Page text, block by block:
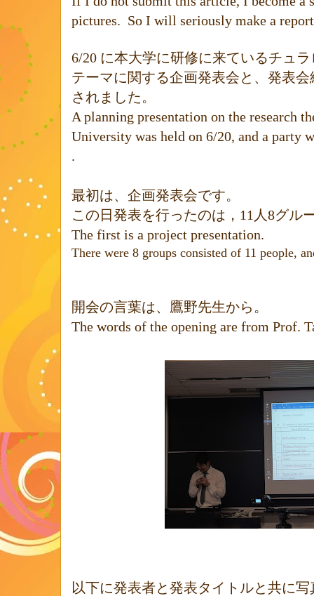
pictures. So I will seriously make a
6/20 に本大学に研修に来ているチュ
テーマに関する企画発表会と、発表
されました。
A planning presentation on the research
University was held on 6/20, and a party
.
最初は、企画発表会です。
この日発表を行ったのは， 11 人8グル
The first is a project presentation.
There were 8 groups consisted of 11 people,
開会の言葉は、鷹野先生から。
The words of the opening are from Prof.
以下に発表者と発表タイトルと共に